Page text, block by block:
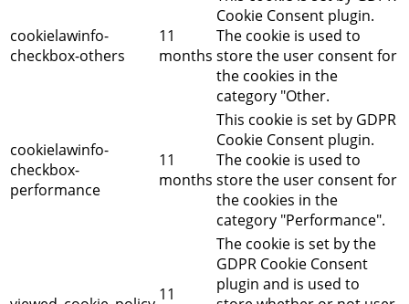
cookielawinfo-
checkbox-others
11
months
Cookie Consent plugin.
The cookie is used to
store the user consent for
the cookies in the
category "Other.
cookielawinfo-
checkbox-
performance
11
months
This cookie is set by GDPR
Cookie Consent plugin.
The cookie is used to
store the user consent for
the cookies in the
category "Performance".
11
The cookie is set by the
GDPR Cookie Consent
plugin and is used to